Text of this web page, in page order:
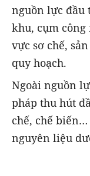
nguồn lực đầu
khu, cụm
vực sơ chế,
quy hoạch.
Ngoài nguồn
pháp thu hút
chế, chế
nguyên liệu